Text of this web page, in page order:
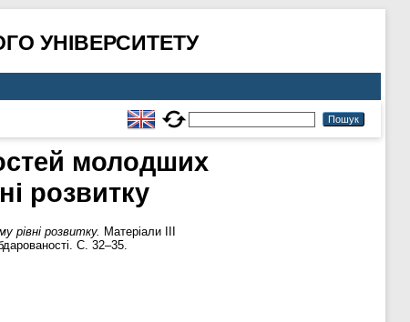
УНІВЕРСИТЕТУ
молодших
розвитку
рівні розвитку. Матеріали ІІІ
С. 32–35.